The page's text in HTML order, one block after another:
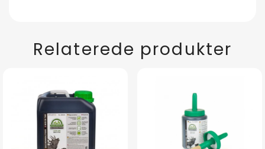
Relaterede produkter